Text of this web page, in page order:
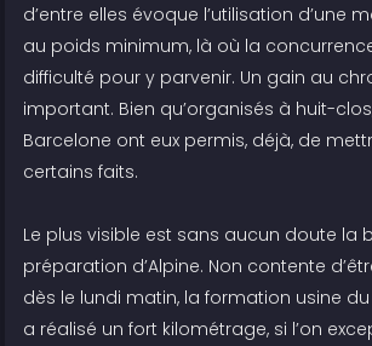
d’entre elles évoque l’utilisation d’une
au poids minimum, là où la
difficulté pour y parvenir. Un gain au
important. Bien qu’organisés à huit-
Barcelone ont eux permis, déjà, de
certains faits.
Le plus visible est sans aucun doute la
préparation d’Alpine. Non contente
dès le lundi matin, la formation usine
a réalisé un fort kilométrage, si l’on